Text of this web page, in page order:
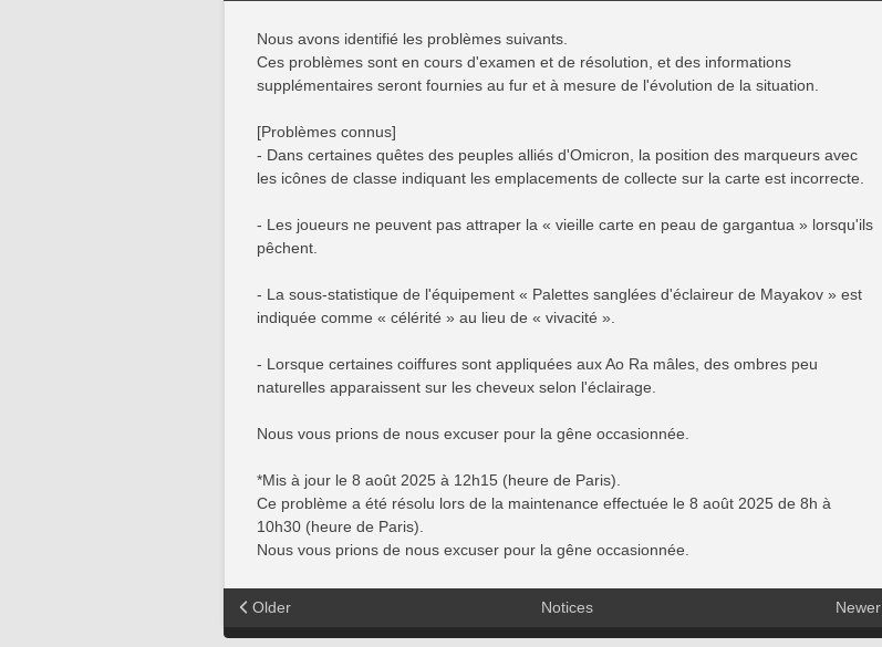
Nous avons identifié les problèmes suivants.
Ces problèmes sont en cours d'examen et de résolution, et des informations
supplémentaires seront fournies au fur et à mesure de l'évolution de la situation.
[Problèmes connus]
- Dans certaines quêtes des peuples alliés d'Omicron, la position des marqueurs avec
les icônes de classe indiquant les emplacements de collecte sur la carte est incorrecte.
- Les joueurs ne peuvent pas attraper la « vieille carte en peau de gargantua » lorsqu'ils
pêchent.
- La sous-statistique de l'équipement « Palettes sanglées d'éclaireur de Mayakov » est
indiquée comme « célérité » au lieu de « vivacité ».
- Lorsque certaines coiffures sont appliquées aux Ao Ra mâles, des ombres peu
naturelles apparaissent sur les cheveux selon l'éclairage.
Nous vous prions de nous excuser pour la gêne occasionnée.
*Mis à jour le 8 août 2025 à 12h15 (heure de Paris).
Ce problème a été résolu lors de la maintenance effectuée le 8 août 2025 de 8h à
10h30 (heure de Paris).
Nous vous prions de nous excuser pour la gêne occasionnée.
Older Notices Newer